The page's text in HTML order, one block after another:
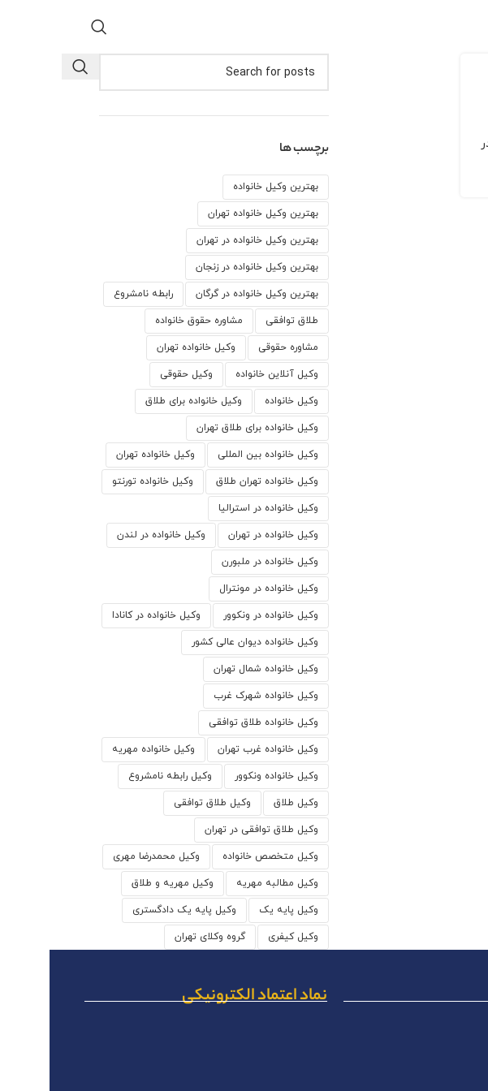
برچسب ها
بهترین وکیل خانواده
بهترین وکیل خانواده تهران
بهترین وکیل خانواده در تهران
بهترین وکیل خانواده در زنجان
بهترین وکیل خانواده در گرگان رابطه نامشروع
طلاق توافقی مشاوره حقوق خانواده
مشاوره حقوقی وكيل خانواده تهران
وکیل آنلاین خانواده وکیل حقوقی
وکیل خانواده وکیل خانواده برای طلاق
وکیل خانواده برای طلاق تهران
وکیل خانواده بین المللی وکیل خانواده تهران
وکیل خانواده تهران طلاق وکیل خانواده تورنتو
وکیل خانواده در استرالیا
وکیل خانواده در تهران وکیل خانواده در لندن
وکیل خانواده در ملبورن
وکیل خانواده در مونترال
وکیل خانواده در ونکوور وکیل خانواده در کانادا
وکیل خانواده دیوان عالی کشور
وکیل خانواده شمال تهران
وکیل خانواده شهرک غرب
وکیل خانواده طلاق توافقی
وکیل خانواده غرب تهران وکیل خانواده مهریه
وکیل خانواده ونکوور وکیل رابطه نامشروع
وکیل طلاق وکیل طلاق توافقی
وکیل طلاق توافقی در تهران
وکیل متخصص خانواده وکیل محمدرضا مهری
وکیل مطالبه مهریه وکیل مهریه و طلاق
وکیل پایه یک وکیل پایه یک دادگستری
وکیل کیفری گروه وکلای تهران
نماد اعتماد الکترونیکی